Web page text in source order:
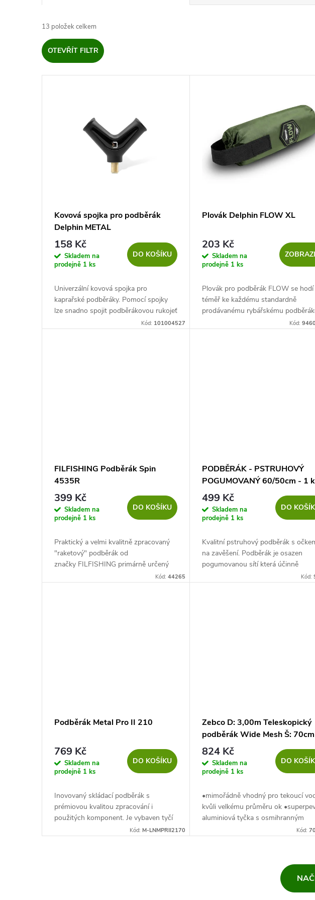
a
z
e
13 položek celkem
OTEVŘÍT FILTR
k
Kovová spojka pro podběrák
Delphin METAL
158 Kč
Skladem na
prodejně 1 ks
DO KOŠÍKU
Univerzální kovová spojka pro
kaprařské podběráky. Pomocí spojky
lze snadno spojit podběrákovou rukojeť
spolu s hlavou. Díky použitému
Kód: 101004527
Plovák Delphin FLOW XL
203 Kč
Skladem na
prodejně 1 ks
Plovák pro podběrák FLOW se hodí
téměř ke každému standardně
prodávanému rybářskému
Přichytíte jej jednoduše o spojku
Kód:
FILFISHING Podběrák Spin
4535R
399 Kč
Skladem na
prodejně 1 ks
DO KOŠÍKU
Praktický a velmi kvalitně zpracovaný
"raketový" podběrák od
značky FILFISHING primárně určený
na lehčí přívlač a muškaření. Lze jel ale
Kód:44265
PODBĚRÁK - PSTRUHOVÝ
POGUMOVANÝ 60/50cm - 1
499 Kč
Skladem na
prodejně 1 ks
DO
Kvalitní pstruhový podběrák s
na zavěšení. Podběrák je osazen
pogumovanou sítí která účinně
zabraňuje poškození ryby a je
Kód:
Podběrák Metal Pro II 210
769 Kč
Skladem na
prodejně 1 ks
DO KOŠÍKU
Inovovaný skládací podběrák s
prémiovou kvalitou zpracování i
použitých komponent. Je vybaven tyčí
z anodizovaných alu profilů s
Kód: M-LNMPRII2170
Zebco D: 3,00m Teleskopický
podběrák Wide Mesh Š:
60cm H: 60cm 8x8mm 3
824 Kč
Skladem na
prodejně 1 ks
DO
•mimořádně vhodný pro tekoucí
kvůli velkému průměru ok
aluminiová tyčka s osmihranným
profilem •gumová rukojeť a spona
Kód: